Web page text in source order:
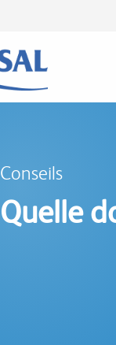
Conseils
Quelle